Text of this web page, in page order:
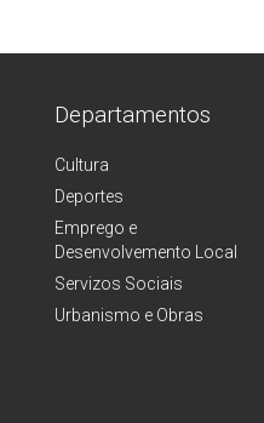
Departamentos
Cultura
Deportes
Emprego e
Desenvolvemento Local
Servizos Sociais
Urbanismo e Obras